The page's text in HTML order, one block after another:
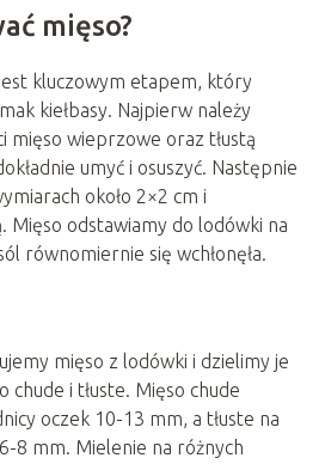
mięso?
kluczowym etapem, który
kiełbasy. Najpierw należy
mięso wieprzowe oraz tłustą
umyć i osuszyć. Następnie
około 2×2 cm i
Mięso odstawiamy do lodówki na
równomiernie się wchłonęła.
mięso z lodówki i dzielimy je
i tłuste. Mięso chude
oczek 10-13 mm, a tłuste na
8 mm. Mielenie na różnych